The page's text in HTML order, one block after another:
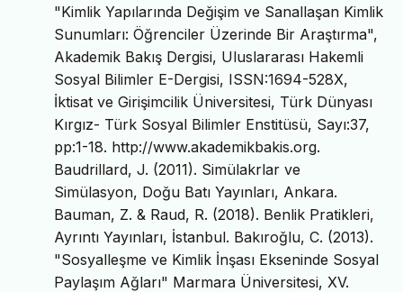
"Kimlik Yapılarında Değişim ve Sanallaşan Kimlik
Sunumları: Öğrenciler Üzerinde Bir Araştırma",
Akademik Bakış Dergisi, Uluslararası Hakemli
Sosyal Bilimler E-Dergisi, ISSN:1694-528X,
İktisat ve Girişimcilik Üniversitesi, Türk Dünyası
Kırgız- Türk Sosyal Bilimler Enstitüsü, Sayı:37,
pp:1-18. http://www.akademikbakis.org.
Baudrillard, J. (2011). Simülakrlar ve
Simülasyon, Doğu Batı Yayınları, Ankara.
Bauman, Z. & Raud, R. (2018). Benlik Pratikleri,
Ayrıntı Yayınları, İstanbul. Bakıroğlu, C. (2013).
"Sosyalleşme ve Kimlik İnşası Ekseninde Sosyal
Paylaşım Ağları" Marmara Üniversitesi, XV.